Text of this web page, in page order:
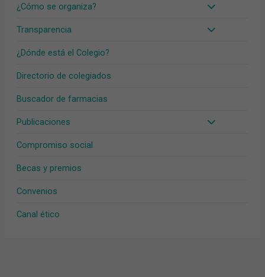
¿Cómo se organiza?
Transparencia
¿Dónde está el Colegio?
Directorio de colegiados
Buscador de farmacias
Publicaciones
Compromiso social
Becas y premios
Convenios
Canal ético